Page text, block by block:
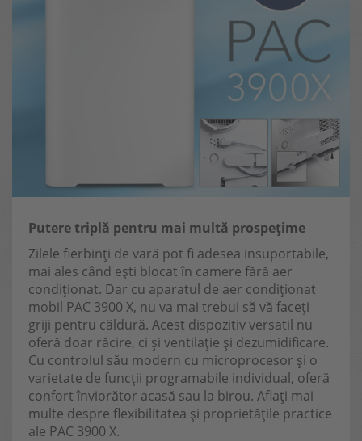
Putere triplă pentru mai multă prospețime
Zilele fierbinți de vară pot fi adesea insuportabile,
mai ales când ești blocat în camere fără aer
condiționat. Dar cu aparatul de aer condiționat
mobil PAC 3900 X, nu va mai trebui să vă faceți
griji pentru căldură. Acest dispozitiv versatil nu
oferă doar răcire, ci și ventilație și dezumidificare.
Cu controlul său modern cu microprocesor și o
varietate de funcții programabile individual, oferă
confort înviorător acasă sau la birou. Aflați mai
multe despre flexibilitatea și proprietățile practice
ale PAC 3900 X.